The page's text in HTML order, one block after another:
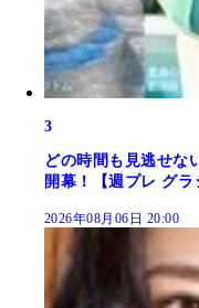
3
どの時間も見逃せ
開幕！【週プレ グラ
2026年08月06日 20:00